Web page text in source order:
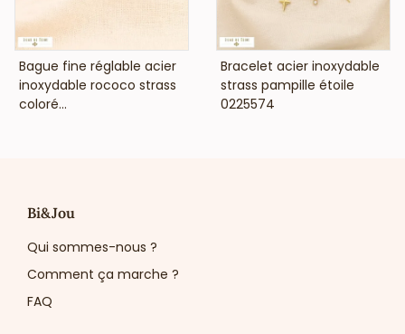
bijouteries, concept-stores, salons de beauté et boutiques
de mode souhaitant proposer un bijou raffiné, tendance et
facile à vendre.
Ajoutez ce bracelet à votre sélection dès aujourd’hui
afin d’offrir à votre clientèle une pièce lumineuse,
féminine et intemporelle.
VOIR LE PRIX
Bague fine réglable acier
inoxydable rococo strass
coloré...
VOIR LE PRIX
Bracelet acier inoxydable
strass pampille étoile
0225574
Bi&Jou
Qui sommes-nous ?
Comment ça marche ?
FAQ